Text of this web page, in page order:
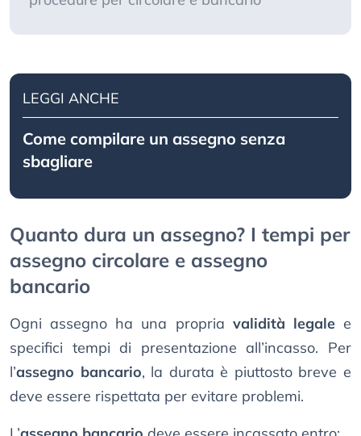
LEGGI ANCHE
Come compilare un assegno senza
sbagliare
Quanto dura un assegno? I tempi per
assegno circolare e assegno
bancario
Ogni assegno ha una propria validità legalee
specifici tempi di presentazione all’incasso. Per
l’assegno bancario, la durata è piuttosto breve e
deve essere rispettata per evitare problemi.